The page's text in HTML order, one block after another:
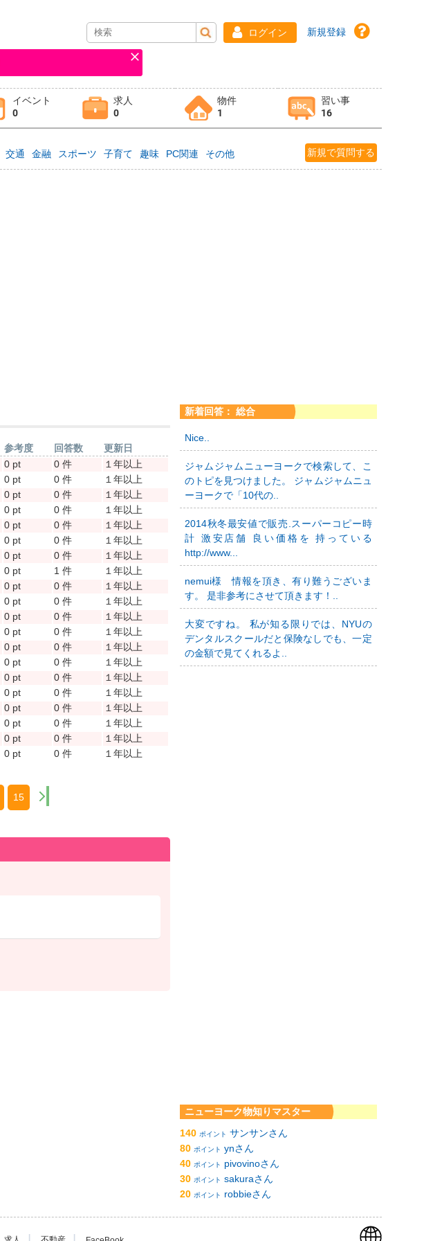
ログイン 新規登録
イベント
0
求人
0
物件
1
習い事
16
交通 金融 スポーツ 子育て 趣味 PC関連 その他 新規で質問する
参考度 回答数
更新日
0 pt 0 件
１年以上
0 pt 0 件
１年以上
0 pt 0 件
１年以上
0 pt 0 件
１年以上
0 pt 0 件
１年以上
0 pt 0 件
１年以上
0 pt 0 件
１年以上
0 pt 1 件
１年以上
0 pt 0 件
１年以上
0 pt 0 件
１年以上
0 pt 0 件
１年以上
0 pt 0 件
１年以上
0 pt 0 件
１年以上
0 pt 0 件
１年以上
0 pt 0 件
１年以上
0 pt 0 件
１年以上
0 pt 0 件
１年以上
0 pt 0 件
１年以上
0 pt 0 件
１年以上
0 pt 0 件 １年以上
15
新着回答： 総合
Nice..
ジャムジャムニューヨークで検索して、こ
のトピを見つけました。 ジャムジャムニュ
ーヨークで「10代の..
2014秋冬最安値で販売.スーパーコピー時
計 激安店舗 良い価格を 持っている
http://www...
nemui様 情報を頂き、有り難うございま
す。 是非参考にさせて頂きます！..
大変ですね。 私が知る限りでは、NYUの
デンタルスクールだと保険なしでも、一定
の金額で見てくれるよ..
ニューヨーク物知りマスター
140 ポイント サンサンさん
80 ポイント ynさん
40 ポイント
pivovinoさん
30 ポイント sakuraさん
20 ポイント robbieさん